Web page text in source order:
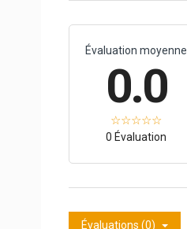
Évaluation moyenne
0.0
0 Évaluation
Évaluations (0)